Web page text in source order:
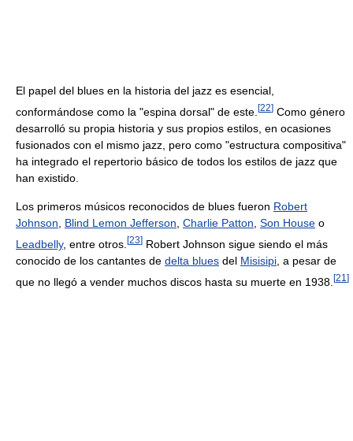
El papel del blues en la historia del jazz es esencial,
conformándose como la "espina dorsal" de este. [22] Como género
desarrolló su propia historia y sus propios estilos, en ocasiones
fusionados con el mismo jazz, pero como "estructura compositiva"
ha integrado el repertorio básico de todos los estilos de jazz que
han existido.
Los primeros músicos reconocidos de blues fueron Robert
Johnson
Blind Lemon Jefferson Charlie Patton Son House o
Leadbelly, entre otros. [23] Robert Johnson sigue siendo el más
conocido de los cantantes de delta blues del Misisipi , a pesar de
que no llegó a vender muchos discos hasta su muerte en 1938. [21 ]